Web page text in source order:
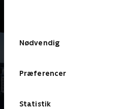
Nødvendig
Præferencer
Statistik